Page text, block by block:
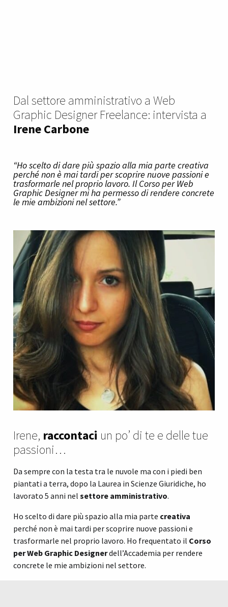
Dal settore amministrativo a Web
Graphic Designer Freelance: intervista a
Irene Carbone
“Ho scelto di dare più spazio alla mia parte creativa
perché non è mai tardi per scoprire nuove passioni e
trasformarle nel proprio lavoro. Il Corso per Web
Graphic Designer mi ha permesso di rendere concrete
le mie ambizioni nel settore.”
Irene, raccontaci un po’ di te e delle tue
passioni…
Da sempre con la testa tra le nuvole ma con i piedi ben
piantati a terra, dopo la Laurea in Scienze Giuridiche, ho
lavorato 5 anni nel settore amministrativo.
Ho scelto di dare più spazio alla mia parte creativa
perché non è mai tardi per scoprire nuove passioni e
trasformarle nel proprio lavoro. Ho frequentato il Corso
per Web Graphic Designerdell’Accademia per rendere
concrete le mie ambizioni nel settore.